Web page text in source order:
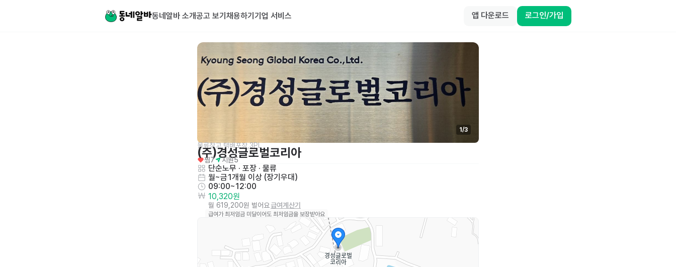
동네알바 소개공고 보기 채용하기 기업 서비스 앱 다운로드 로그인/가입
1/3
물류창고,택배포장,3PL
(주)경성글로벌코리아
찜7 지원5
단순노무 · 포장 · 물류
월~금1개월 이상 (장기우대)
09:00~12:00
10,320원
월 619,200원 벌어요급여계산기
급여가 최저임금 미달이어도 최저임금을 보장받아요